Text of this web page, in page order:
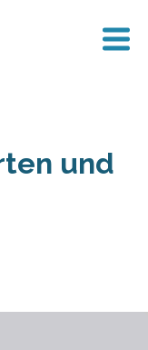
und